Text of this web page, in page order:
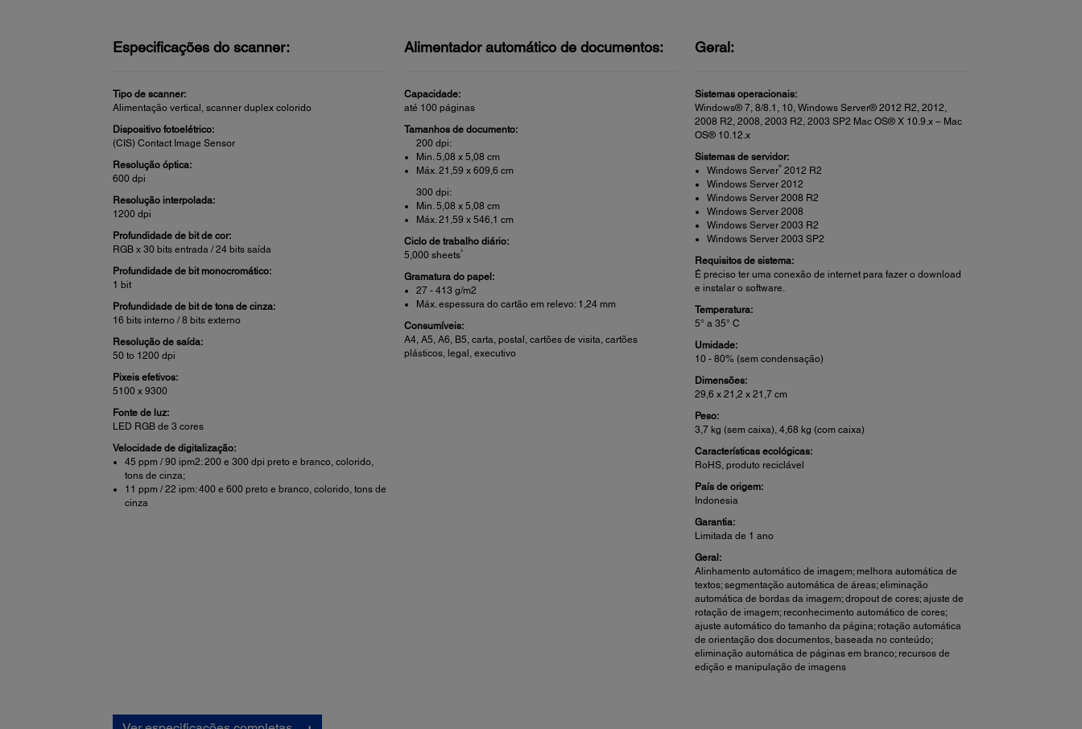
Especificações do scanner:
Tipo de scanner:
Alimentação vertical, scanner duplex colorido
Dispositivo fotoelétrico:
(CIS) Contact Image Sensor
Resolução óptica:
600 dpi
Resolução interpolada:
1200 dpi
Profundidade de bit de cor:
RGB x 30 bits entrada / 24 bits saída
Profundidade de bit monocromático:
1 bit
Profundidade de bit de tons de cinza:
16 bits interno / 8 bits externo
Resolução de saída:
50 to 1200 dpi
Pixeis efetivos:
5100 x 9300
Fonte de luz:
LED RGB de 3 cores
Velocidade de digitalização:
45 ppm / 90 ipm2: 200 e 300 dpi preto e branco, colorido,
tons de cinza;
11 ppm / 22 ipm: 400 e 600 preto e branco, colorido, tons de
cinza
Alimentador automático de documentos:
Capacidade:
até 100 páginas
Tamanhos de documento:
200 dpi:
Min. 5,08 x 5,08 cm
Máx. 21,59 x 609,6 cm
300 dpi:
Min. 5,08 x 5,08 cm
Máx. 21,59 x 546,1 cm
Ciclo de trabalho diário:
5,000 sheets3
Gramatura do papel:
27 - 413 g/m2
Máx. espessura do cartão em relevo: 1,24 mm
Consumíveis:
A4, A5, A6, B5, carta, postal, cartões de visita, cartões
plásticos, legal, executivo
Geral:
Sistemas operacionais:
Windows® 7, 8/8.1, 10, Windows Server® 2012 R2, 2012,
2008 R2, 2008, 2003 R2, 2003 SP2 Mac OS® X 10.9.x – Mac
OS® 10.12.x
Sistemas de servidor:
Windows Server® 2012 R2
Windows Server 2012
Windows Server 2008 R2
Windows Server 2008
Windows Server 2003 R2
Windows Server 2003 SP2
Requisitos de sistema:
É preciso ter uma conexão de internet para fazer o download
e instalar o software.
Temperatura:
5° a 35° C
Umidade:
10 - 80% (sem condensação)
Dimensões:
29,6 x 21,2 x 21,7 cm
Peso:
3,7 kg (sem caixa), 4,68 kg (com caixa)
Características ecológicas:
RoHS, produto reciclável
País de origem:
Indonesia
Garantia:
Limitada de 1 ano
Geral:
Alinhamento automático de imagem; melhora automática de
textos; segmentação automática de áreas; eliminação
automática de bordas da imagem; dropout de cores; ajuste de
rotação de imagem; reconhecimento automático de cores;
ajuste automático do tamanho da página; rotação automática
de orientação dos documentos, baseada no conteúdo;
eliminação automática de páginas em branco; recursos de
edição e manipulação de imagens